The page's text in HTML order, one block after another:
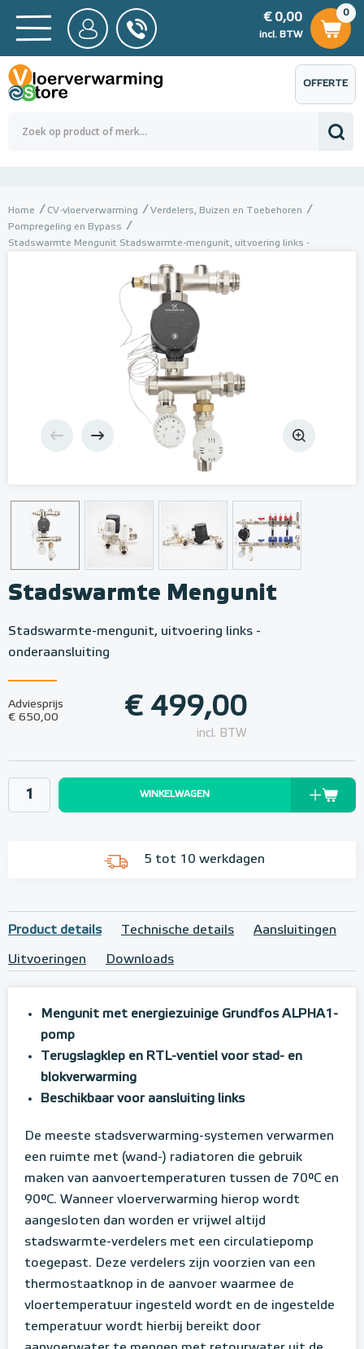
BTW
0,00
0
€ 0,00
incl. BTW
€ 0,00
OFFERTE
AANVRAGEN
Home CV-vloerverwarming
Verdelers, Buizen en Toebehoren
Pompregeling en Bypass
Stadswarmte Mengunit Stadswarmte-mengunit, uitvoering links -
Stadswarmte Mengunit
Stadswarmte-mengunit, uitvoering links -
onderaansluiting
Adviesprijs
€ 650,00
€ 499,00
incl. BTW
WINKELWAGEN
5 tot 10 werkdagen
Product details Technische details Aansluitingen
Uitvoeringen Downloads
Mengunit met energiezuinige Grundfos ALPHA1-
pomp
Terugslagklep en RTL-ventiel voor stad- en
blokverwarming
Beschikbaar voor aansluiting links
De meeste stadsverwarming-systemen verwarmen
een ruimte met (wand-) radiatoren die gebruik
maken van aanvoertemperaturen tussen de 70°C en
90°C. Wanneer vloerverwarming hierop wordt
aangesloten dan worden er vrijwel altijd
stadswarmte-verdelers met een circulatiepomp
toegepast. Deze verdelers zijn voorzien van een
thermostaatknop in de aanvoer waarmee de
vloertemperatuur ingesteld wordt en de ingestelde
temperatuur wordt hierbij bereikt door